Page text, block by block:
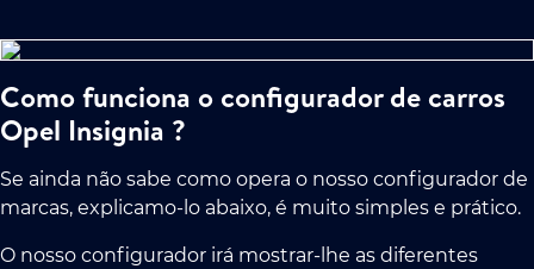
Como funciona o configurador de carros
Opel Insignia ?
Se ainda não sabe como opera o nosso configurador de
marcas, explicamo-lo abaixo, é muito simples e prático.
O nosso configurador irá mostrar-lhe as diferentes